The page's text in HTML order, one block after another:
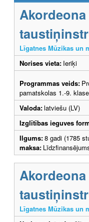
Līgatnes Mūzikas un
Norises vieta: Ieriķi
Programmas veids:
pamatskolas 1.-9.
Valoda:latviešu (LV)
Izglītības ieguves
Ilgums:8 gadi (1785
maksa:
Līgatnes Mūzikas un